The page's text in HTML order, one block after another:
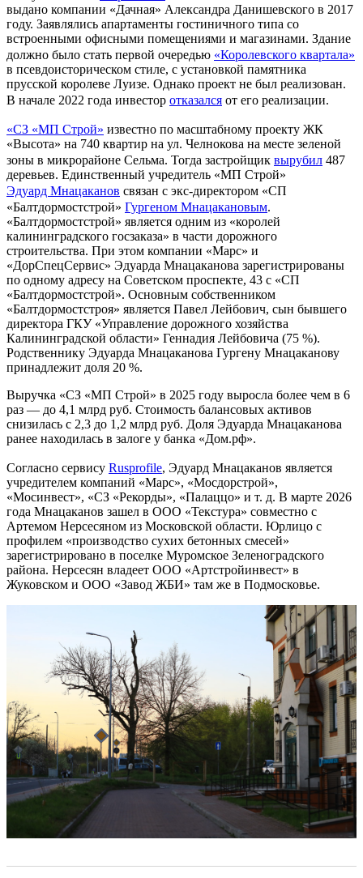
выдано компании «Дачная» Александра Данишевского в 2017
году. Заявлялись апартаменты гостиничного типа со
встроенными офисными помещениями и магазинами. Здание
должно было стать первой очередью «Королевского квартала»
в псевдоисторическом стиле, с установкой памятника
прусской королеве Луизе. Однако проект не был реализован.
В начале 2022 года инвестор отказался от его реализации.
«СЗ «МП Строй» известно по масштабному проекту ЖК
«Высота» на 740 квартир на ул. Челнокова на месте зеленой
зоны в микрорайоне Сельма. Тогда застройщик вырубил 487
деревьев. Единственный учредитель «МП Строй»
Эдуард Мнацаканов связан с экс-директором «СП
«Балтдормостстрой» Гургеном Мнацакановым.
«Балтдормостстрой» является одним из «королей
калининградского госзаказа» в части дорожного
строительства. При этом компании «Марс» и
«ДорСпецСервис» Эдуарда Мнацаканова зарегистрированы
по одному адресу на Советском проспекте, 43 с «СП
«Балтдормостстрой». Основным собственником
«Балтдормостстроя» является Павел Лейбович, сын бывшего
директора ГКУ «Управление дорожного хозяйства
Калининградской области» Геннадия Лейбовича (75 %).
Родственнику Эдуарда Мнацаканова Гургену Мнацаканову
принадлежит доля 20 %.
Выручка «СЗ «МП Строй» в 2025 году выросла более чем в 6
раз — до 4,1 млрд руб. Стоимость балансовых активов
снизилась с 2,3 до 1,2 млрд руб. Доля Эдуарда Мнацаканова
ранее находилась в залоге у банка «Дом.рф».
Согласно сервису Rusprofile, Эдуард Мнацаканов является
учредителем компаний «Марс», «Мосдорстрой»,
«Мосинвест», «СЗ «Рекорды», «Палаццо» и т. д. В марте 2026
года Мнацаканов зашел в ООО «Текстура» совместно с
Артемом Нерсесяном из Московской области. Юрлицо с
профилем «производство сухих бетонных смесей»
зарегистрировано в поселке Муромское Зеленоградского
района. Нерсесян владеет ООО «Артстройинвест» в
Жуковском и ООО «Завод ЖБИ» там же в Подмосковье.